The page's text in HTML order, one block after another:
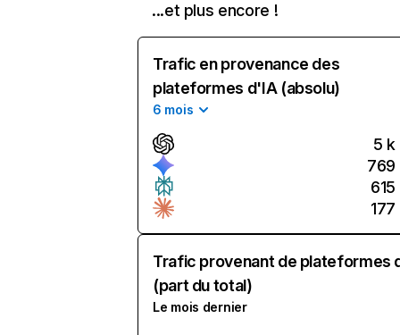
...et plus encore !
Trafic en provenance des
plateformes d'IA (absolu)
6 mois
5 k
769
615
177
Trafic provenant de plateformes
(part du total)
Le mois dernier